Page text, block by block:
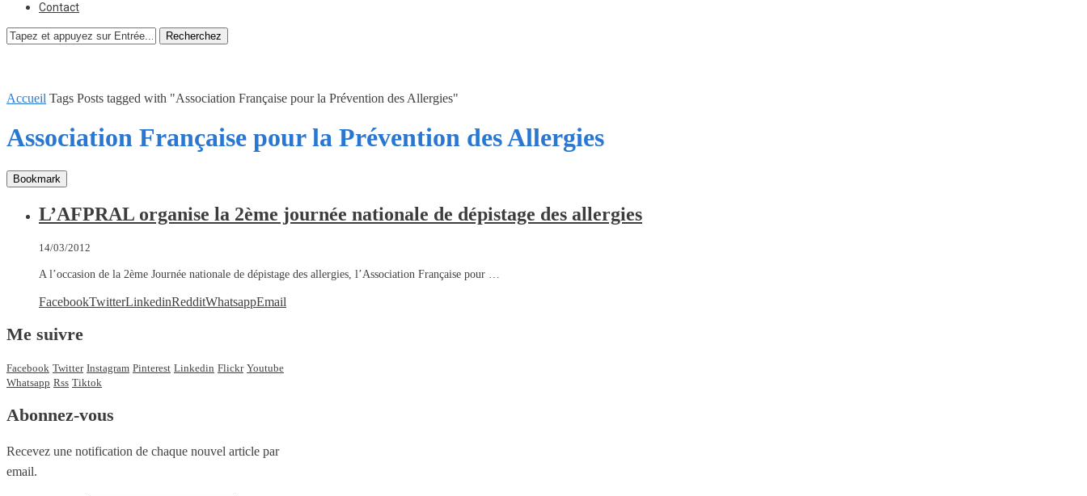
Contact
Recherchez
Accueil Tags Posts tagged with "Association Française pour la Prévention des Allergies"
Association Française pour la Prévention des Allergies
Bookmark
L’AFPRAL organise la 2ème journée nationale de dépistage des allergies
14/03/2012
A l’occasion de la 2ème Journée nationale de dépistage des allergies, l’Association Française pour …
FacebookTwitterLinkedinRedditWhatsappEmail
Me suivre
Facebook Twitter Instagram Pinterest Linkedin Flickr Youtube
Whatsapp Rss Tiktok
Abonnez-vous
Recevez une notification de chaque nouvel article par
email.